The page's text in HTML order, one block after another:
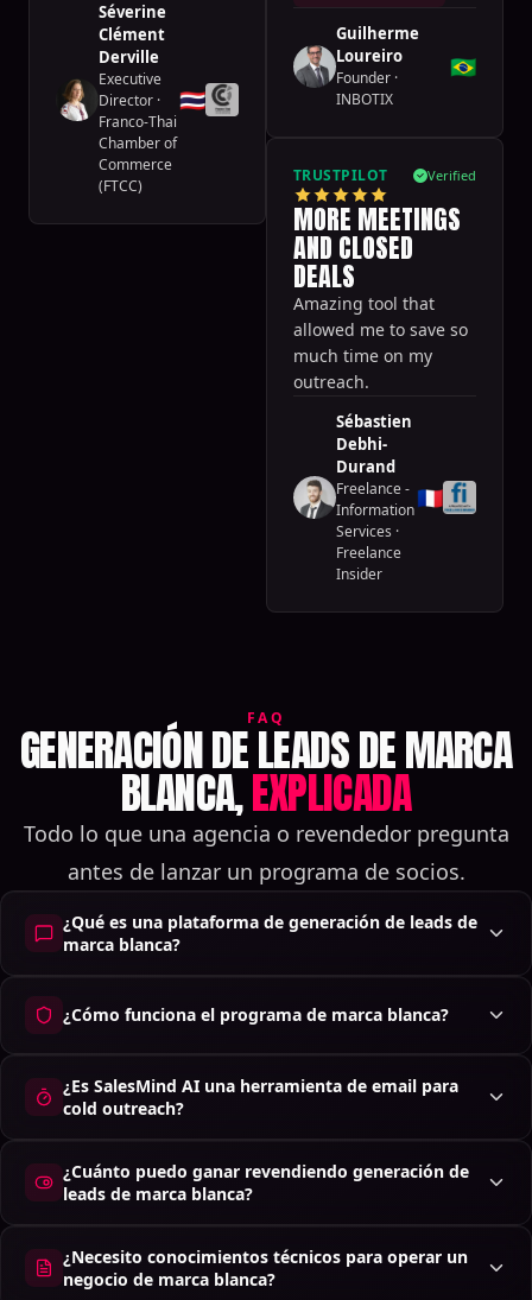
Séverine
Clément
Derville
Executive
Director ·
Franco-Thai
Chamber of
Commerce
(FTCC)
🇹🇭
Guilherme
Loureiro
Founder ·
INBOTIX
🇧🇷
TRUSTPILOT Verified
MORE MEETINGS
AND CLOSED
DEALS
Amazing tool that
allowed me to save so
much time on my
outreach.
Sébastien
Debhi-
Durand
Freelance -
Information
Services ·
Freelance
Insider
🇫🇷
FAQ
GENERACIÓN DE LEADS DE MARCA
BLANCA,EXPLICADA
Todo lo que una agencia o revendedor pregunta
antes de lanzar un programa de socios.
¿Qué es una plataforma de generación de leads de
marca blanca?
¿Cómo funciona el programa de marca blanca?
¿Es SalesMind AI una herramienta de email para
cold outreach?
¿Cuánto puedo ganar revendiendo generación de
leads de marca blanca?
¿Necesito conocimientos técnicos para operar un
negocio de marca blanca?